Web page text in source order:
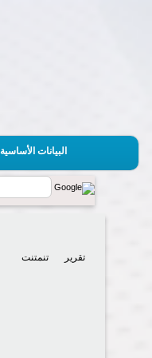
البيانات الأساسية
تقرير تنمتنت